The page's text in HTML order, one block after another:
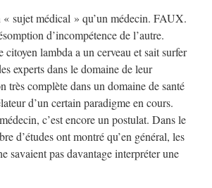
sujet médical » qu’un médecin. FAUX.
d’incompétence de l’autre.
lambda a un cerveau et sait surfer
experts dans le domaine de leur
très complète dans un domaine de santé
d’un certain paradigme en cours.
c’est encore un postulat. Dans le
d’études ont montré qu’en général, les
savaient pas davantage interpréter une